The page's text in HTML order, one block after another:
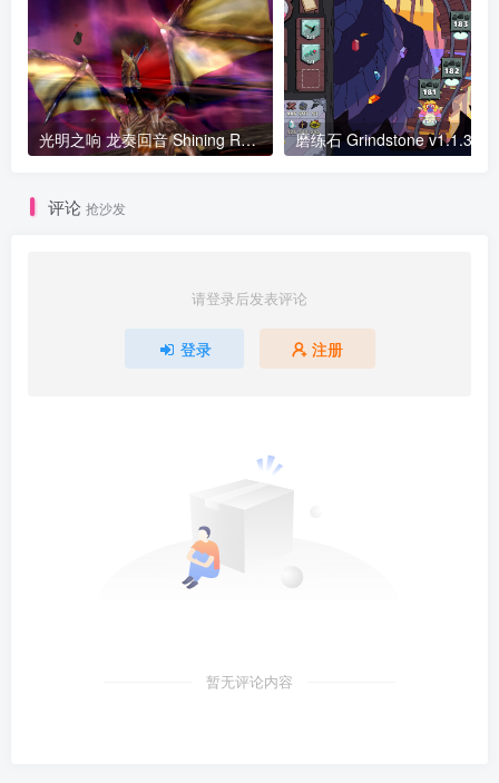
光明之响 龙奏回音 Shining Resonance Refrain v1.00.1618版 官方中文
评论 抢沙发
请登录后发表评论
登录 注册
暂无评论内容